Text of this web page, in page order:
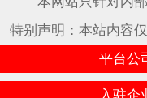
特别声明：本站内容
平台公